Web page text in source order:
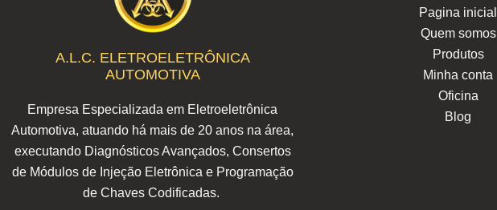
A.L.C. ELETROELETRÔNICA
AUTOMOTIVA
Empresa Especializada em Eletroeletrônica
Automotiva, atuando há mais de 20 anos na área,
executando Diagnósticos Avançados, Consertos
de Módulos de Injeção Eletrônica e Programação
de Chaves Codificadas.
Pagina inicial
Quem somos
Produtos
Minha conta
Oficina
Blog